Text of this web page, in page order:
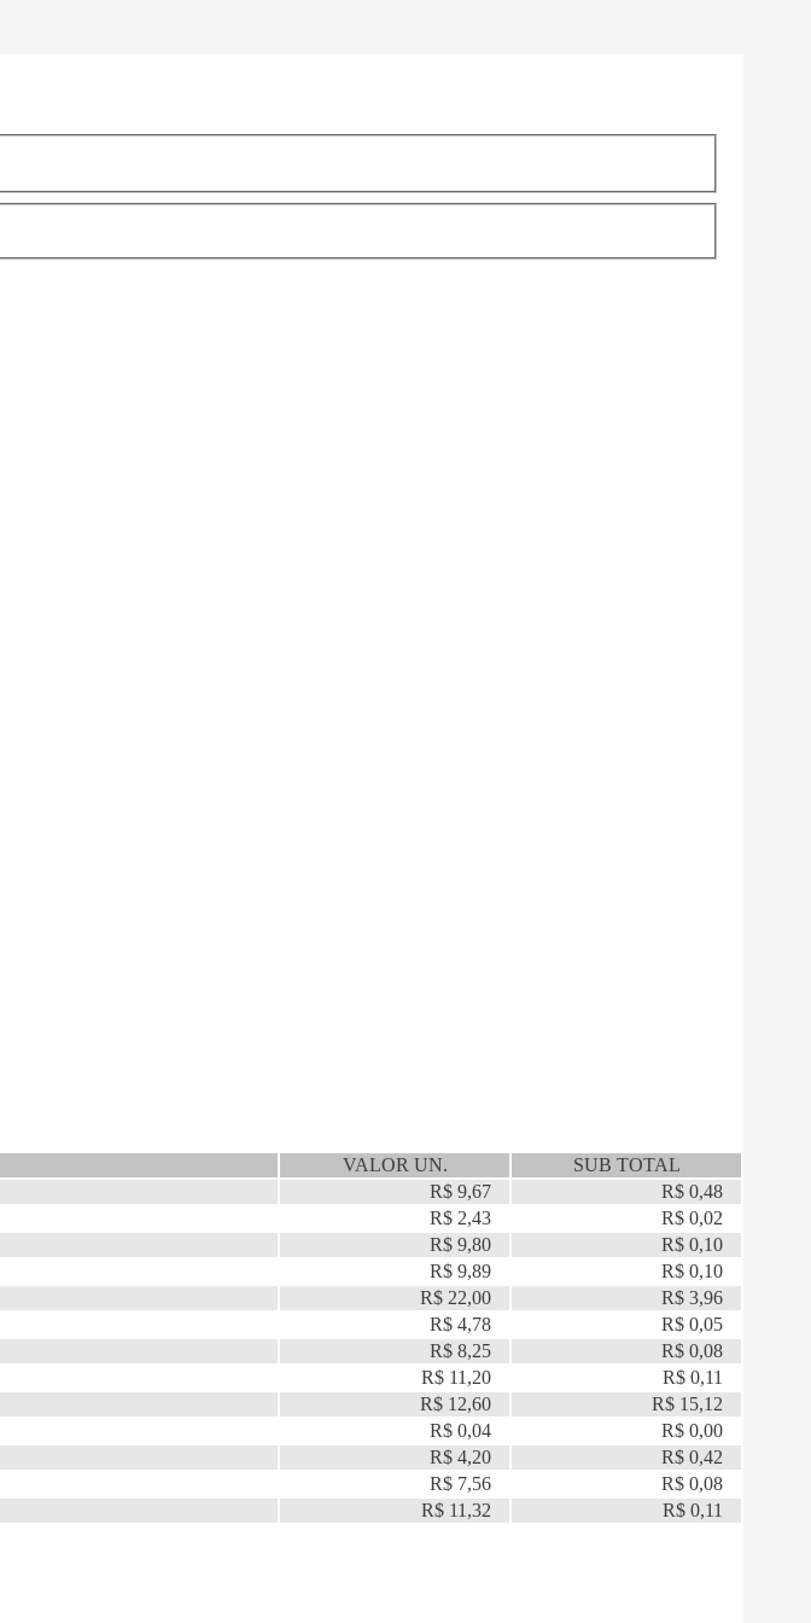
VALOR UN.
SUB TOTAL
R$ 9,67
R$ 0,48
R$ 2,43
R$ 0,02
R$ 9,80
R$ 0,10
R$ 9,89
R$ 0,10
R$ 22,00
R$ 3,96
R$ 4,78
R$ 0,05
R$ 8,25
R$ 0,08
R$ 11,20
R$ 0,11
R$ 12,60
R$ 15,12
R$ 0,04
R$ 0,00
R$ 4,20
R$ 0,42
R$ 7,56
R$ 0,08
R$ 11,32 R$ 0,11